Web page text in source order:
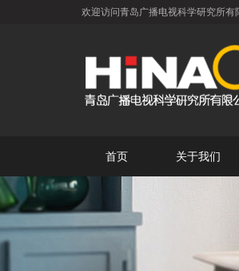
欢迎访问青岛广播电视科学研究所
首页 关于我们